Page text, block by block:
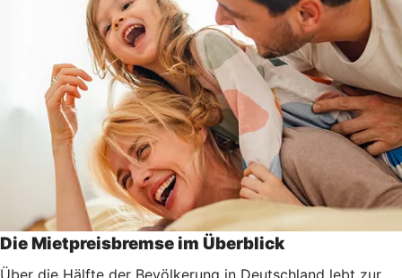
Die Mietpreisbremse im Überblick
Über die Hälfte der Bevölkerung in Deutschland lebt zur